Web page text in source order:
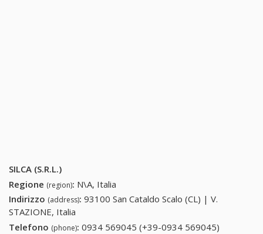
SILCA (S.R.L.)
Regione (region): N\A, Italia
Indirizzo (address): 93100 San Cataldo Scalo (CL) | V.
STAZIONE, Italia
Telefono (phone): 0934 569045 (+39-0934 569045)